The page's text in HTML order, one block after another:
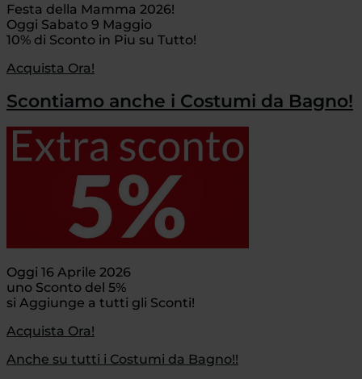
Festa della Mamma 2026!
Oggi Sabato 9 Maggio
10% di Sconto in Piu su Tutto!
Acquista Ora!
Scontiamo anche i Costumi da Bagno!
Oggi 16 Aprile 2026
uno Sconto del 5%
si Aggiunge a tutti gli Sconti!
Acquista Ora!
Anche su tutti i Costumi da Bagno!!